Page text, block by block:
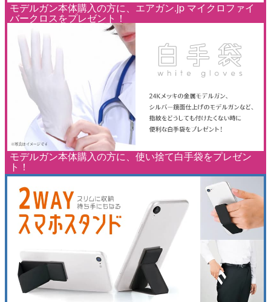
モデルガン本体購入の方に、エアガン.jp マイクロファイ
バークロスをプレゼント！
モデルガン本体購入の方に、使い捨て白手袋をプレゼン
ト！